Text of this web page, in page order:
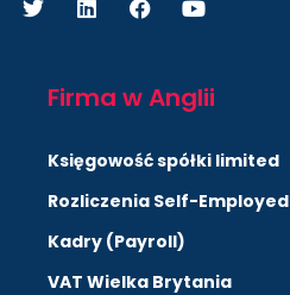
Firma w Anglii
Księgowość spółki limited
Rozliczenia Self-Employed
Kadry (Payroll)
VAT Wielka Brytania